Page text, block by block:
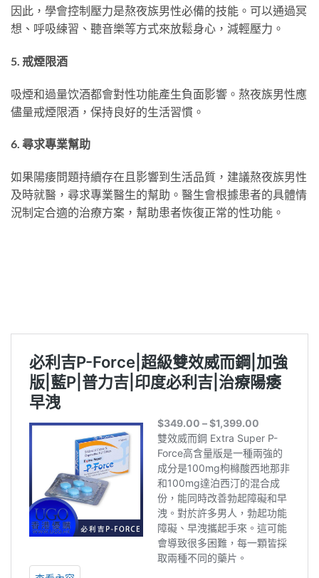
因此，學會控制壓力是熬夜族男性必備的技能。可以通過冥
想、呼吸練習、聽音樂等方式來放鬆身心，減輕壓力。
5. 戒煙限酒
吸煙和過量饮酒都會對性功能產生負面影響。熬夜族男性應
儘量戒煙限酒，保持良好的生活習慣。
6. 尋求專業幫助
如果陽痿問題持續存在且影響到生活品質，建議熬夜族男性
及時就醫，尋求專業醫生的幫助。醫生會根據患者的具體情
況制定合適的治療方案，幫助患者恢復正常的性功能。